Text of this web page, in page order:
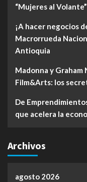
“Mujeres al Volante”
¡A hacer negocios
Macrorrueda
Antioquia
Madonna y
Film&Arts: los
De
que acelera la
Archivos
agosto 2026